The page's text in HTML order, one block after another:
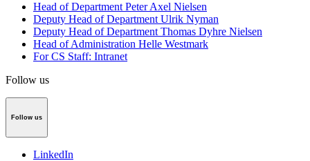
Head of Department Peter Axel Nielsen
Deputy Head of Department Ulrik Nyman
Deputy Head of Department Thomas Dyhre Nielsen
Head of Administration Helle Westmark
For CS Staff: Intranet
Follow us
Follow us
LinkedIn